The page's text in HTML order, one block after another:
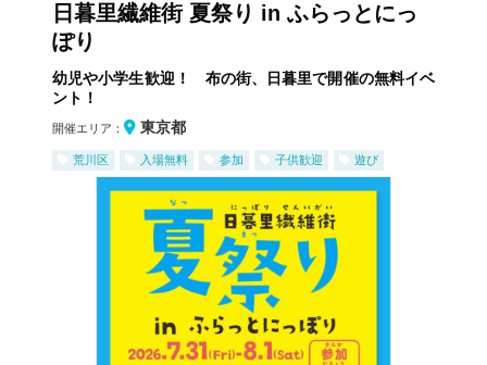
日暮里繊維街 夏祭り in ふらっとにっ
ぽり
幼児や小学生歓迎！ 布の街、日暮里で開催の無料イベ
ント！
開催エリア： 東京都
荒川区 入場無料 参加 子供歓迎 遊び